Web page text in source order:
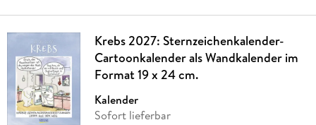
Krebs 2027: Sternzeichenkalender-
Cartoonkalender als Wandkalender im
Format 19 x 24 cm.
Kalender
Sofort lieferbar